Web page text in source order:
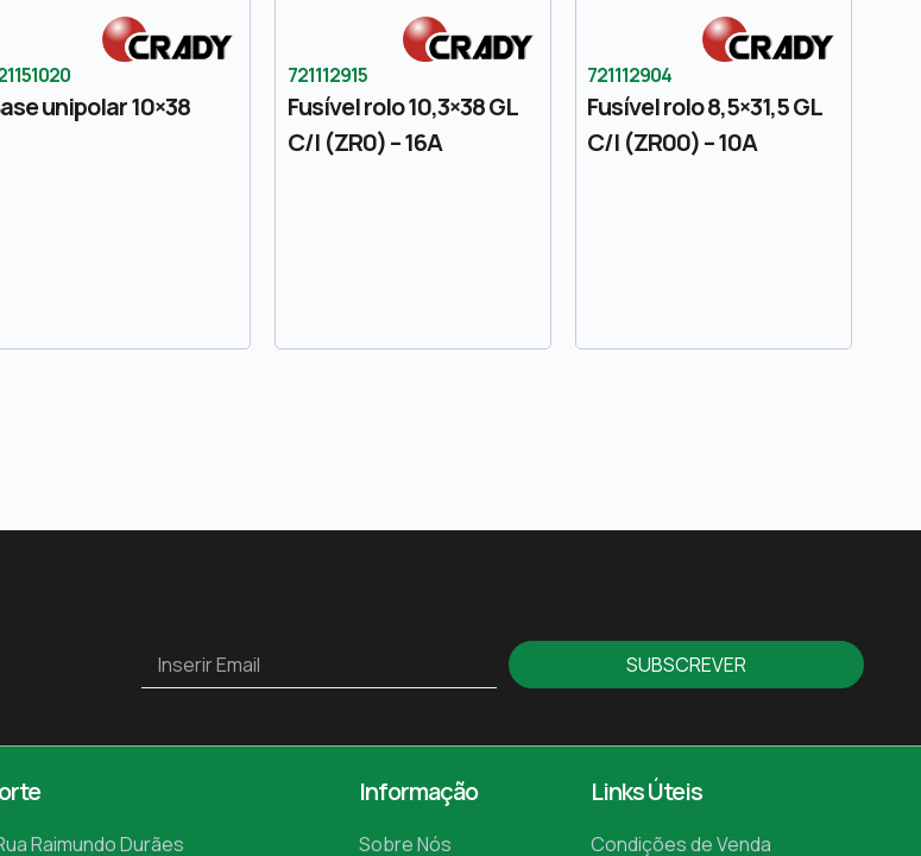
unipolar 10×38
721112915
Fusível rolo 10,3×38 GL
C/I (ZR0) – 16A
721112904
Fusível rolo 8,5×31,5 GL
C/I (ZR00) – 10A
SUBSCREVER
Raimundo Durães
Informação
Sobre Nós
Links Úteis
Condições de Venda